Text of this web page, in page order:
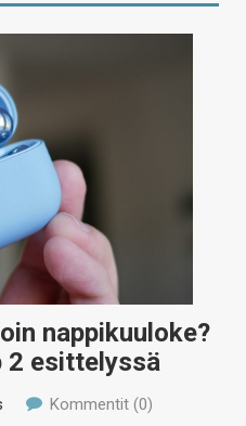
nappikuuloke?
2 esittelyssä
Kommentit (0)